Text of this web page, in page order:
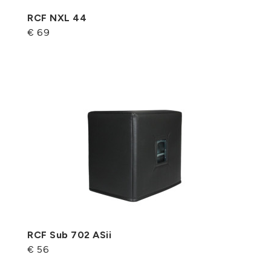
RCF NXL 44
€ 69
RCF Sub 702 ASii
€ 56